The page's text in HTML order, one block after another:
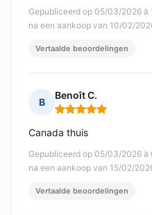
Gepubliceerd op 05/03/2026 à
na een aankoop van 10/02/
Vertaalde beoordelingen
B
Benoît C.
Opmerking: 5 van 5
Gepubliceerd op 05/03/2026 à
na een aankoop van 15/02/
Canada thuis
Vertaalde beoordelingen